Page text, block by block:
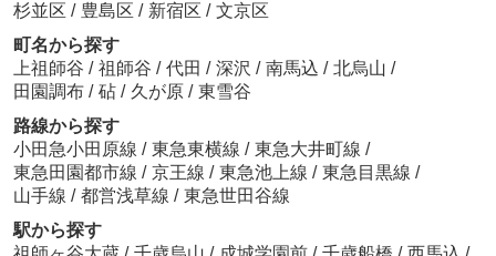
杉並区 / 豊島区 / 新宿区 / 文京区
町名から探す
上祖師谷 / 祖師谷 / 代田 / 深沢 / 南馬込 / 北烏山 /
田園調布 / 砧 / 久が原 / 東雪谷
路線から探す
小田急小田原線 / 東急東横線 / 東急大井町線 /
東急田園都市線 / 京王線 / 東急池上線 / 東急目黒線 /
山手線 / 都営浅草線 / 東急世田谷線
駅から探す